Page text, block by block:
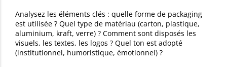
Analysez les éléments clés : quelle forme de packaging
est utilisée ? Quel type de matériau (carton, plastique,
aluminium, kraft, verre) ? Comment sont disposés les
visuels, les textes, les logos ? Quel ton est adopté
(institutionnel, humoristique, émotionnel) ?